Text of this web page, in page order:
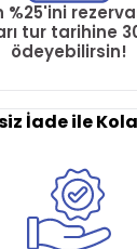
%25'ini
tur tarihine
ödeyebilirsin!
İade ile